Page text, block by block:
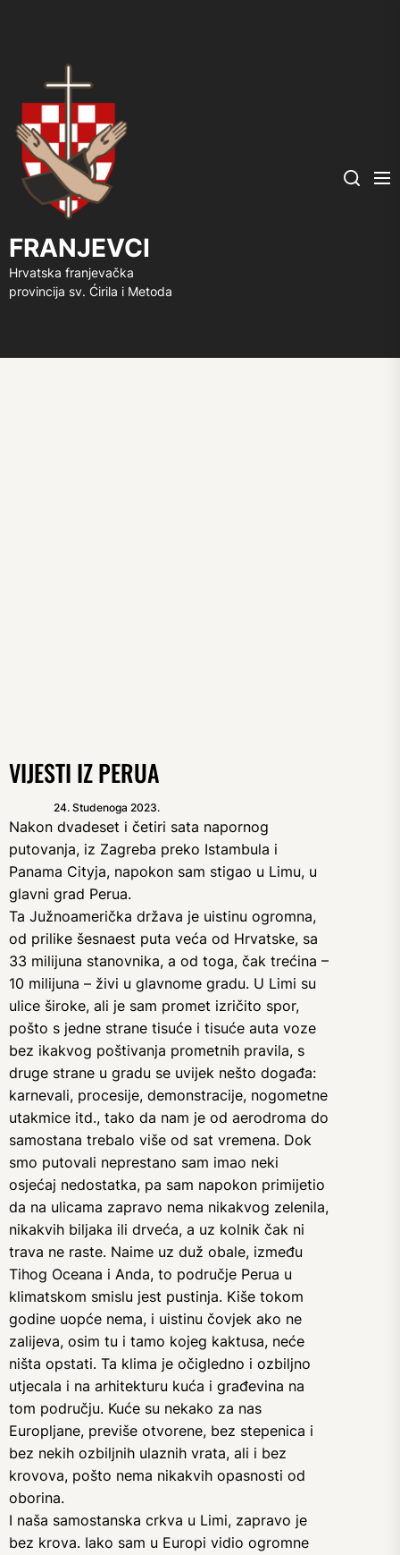
FRANJEVCI
Hrvatska franjevačka
provincija sv. Ćirila i Metoda
Search
VIJESTI IZ PERUA
24. Studenoga 2023.
Nakon dvadeset i četiri sata napornog
putovanja, iz Zagreba preko Istambula i
Panama Cityja, napokon sam stigao u Limu, u
glavni grad Perua.
Ta Južnoamerička država je uistinu ogromna,
od prilike šesnaest puta veća od Hrvatske, sa
33 milijuna stanovnika, a od toga, čak trećina –
10 milijuna – živi u glavnome gradu. U Limi su
ulice široke, ali je sam promet izričito spor,
pošto s jedne strane tisuće i tisuće auta voze
bez ikakvog poštivanja prometnih pravila, s
druge strane u gradu se uvijek nešto događa:
karnevali, procesije, demonstracije, nogometne
utakmice itd., tako da nam je od aerodroma do
samostana trebalo više od sat vremena. Dok
smo putovali neprestano sam imao neki
osjećaj nedostatka, pa sam napokon primijetio
da na ulicama zapravo nema nikakvog zelenila,
nikakvih biljaka ili drveća, a uz kolnik čak ni
trava ne raste. Naime uz duž obale, između
Tihog Oceana i Anda, to područje Perua u
klimatskom smislu jest pustinja. Kiše tokom
godine uopće nema, i uistinu čovjek ako ne
zalijeva, osim tu i tamo kojeg kaktusa, neće
ništa opstati. Ta klima je očigledno i ozbiljno
utjecala i na arhitekturu kuća i građevina na
tom području. Kuće su nekako za nas
Europljane, previše otvorene, bez stepenica i
bez nekih ozbiljnih ulaznih vrata, ali i bez
krovova, pošto nema nikakvih opasnosti od
oborina.
I naša samostanska crkva u Limi, zapravo je
bez krova. Iako sam u Europi vidio ogromne